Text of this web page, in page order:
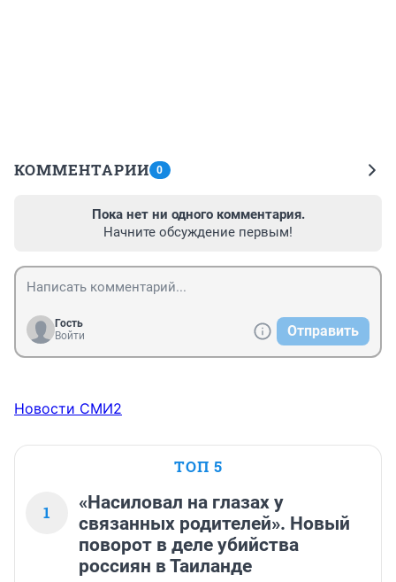
КОММЕНТАРИИ 0
Пока нет ни одного комментария.
Начните обсуждение первым!
Гость
Войти
Отправить
Новости СМИ2
ТОП 5
1
«Насиловал на глазах у
связанных родителей». Новый
поворот в деле убийства
россиян в Таиланде